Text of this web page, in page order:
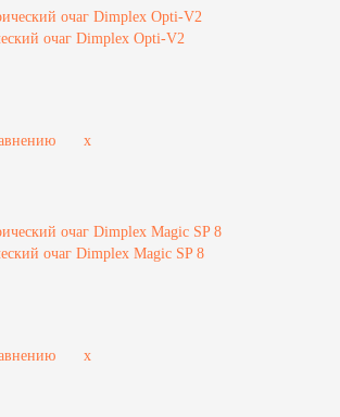
очаг Dimplex Opti-V2
x
очаг Dimplex Magic SP 8
x